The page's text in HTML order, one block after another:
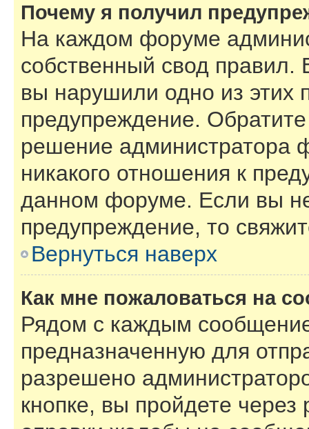
Почему я получил
На каждом форуме
собственный свод правил.
вы нарушили одно из этих
предупреждение.
решение администратора
никакого отношения к
данном форуме. Если вы
предупреждение, то
Вернуться наверх
Как мне пожаловаться на
Рядом с каждым
предназначенную для
разрешено
кнопке, вы пройдете